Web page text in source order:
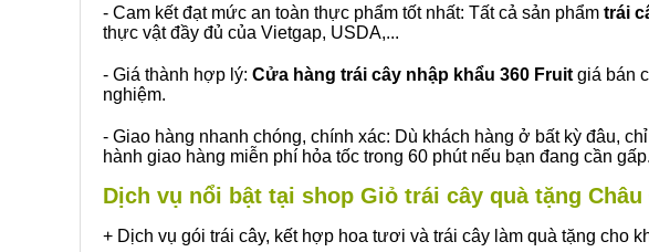
- Cam kết đạt mức an toàn thực phẩm tốt nhất: Tất cả sản phẩm trái
thực vật đầy đủ của Vietgap, USDA,...
- Giá thành hợp lý: Cửa hàng trái cây nhập khẩu 360 Fruit giá bán
nghiệm.
- Giao hàng nhanh chóng, chính xác: Dù khách hàng ở bất kỳ đâu,
hành giao hàng miễn phí hỏa tốc trong 60 phút nếu bạn đang cần gấp.
Dịch vụ nổi bật tại shop Giỏ trái cây quà tặng
+ Dịch vụ gói trái cây, kết hợp hoa tươi và trái cây làm quà tặng cho